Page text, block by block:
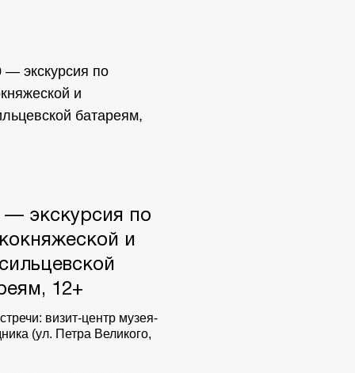
— экскурсия по
и
12+
визит-центр музея-
(ул. Петра Великого,